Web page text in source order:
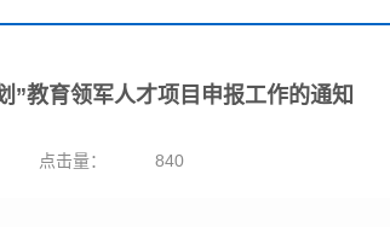
”教育领军人才项目申报工作的通知
点击量： 840